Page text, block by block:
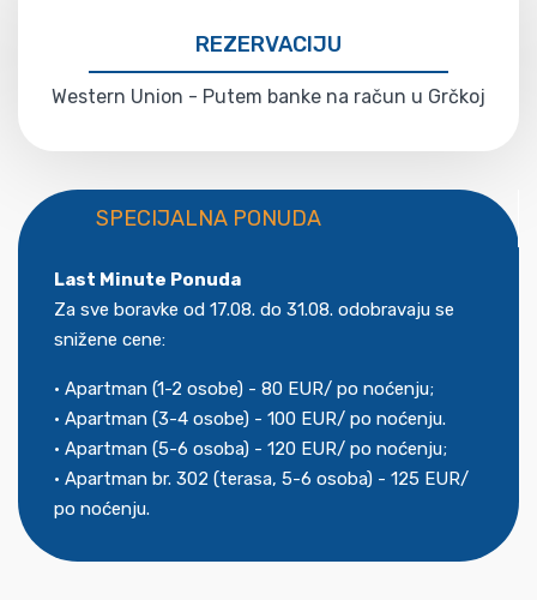
REZERVACIJU
Western Union - Putem banke na račun u Grčkoj
SPECIJALNA PONUDA
Last Minute Ponuda
Za sve boravke od 17.08. do 31.08. odobravaju se
snižene cene:
• Apartman (1-2 osobe) - 80 EUR/ po noćenju;
• Apartman (3-4 osobe) - 100 EUR/ po noćenju.
• Apartman (5-6 osoba) - 120 EUR/ po noćenju;
• Apartman br. 302 (terasa, 5-6 osoba) - 125 EUR/
po noćenju.